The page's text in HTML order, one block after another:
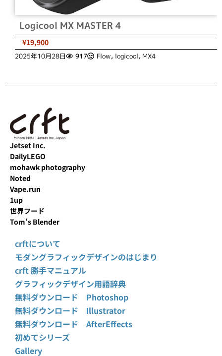
Logicool MX MASTER 4
¥19,900
2025年10月28日 917 Flow, logicool, MX4
Jetset Inc.
DailyLEGO
mohawk photography
Noted
Vape.run
1up
世界フード
Tom’s Blender
crftについて
モダングラフィックデザインのはじまり
crft 勝手マニュアル
グラフィックデザイン用語辞典
無料ダウンロード Photoshop
無料ダウンロード Illustrator
無料ダウンロード AfterEffects
初めてシリーズ
Gallery